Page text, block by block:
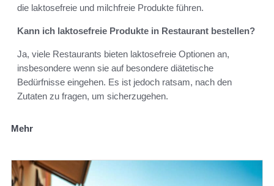
die laktosefreie und milchfreie Produkte führen.
Kann ich laktosefreie Produkte in Restaurant bestellen?
Ja, viele Restaurants bieten laktosefreie Optionen an,
insbesondere wenn sie auf besondere diätetische
Bedürfnisse eingehen. Es ist jedoch ratsam, nach den
Zutaten zu fragen, um sicherzugehen.
Mehr